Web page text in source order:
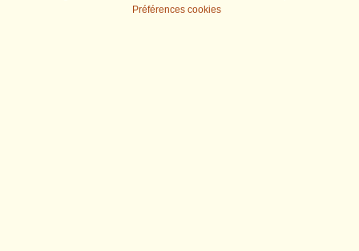
Préférences cookies